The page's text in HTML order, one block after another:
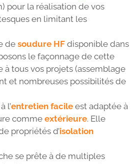
pour la réalisation de vos
en limitant les
de soudure HF disponible dans
le façonnage de cette
à tous vos projets (assemblage
et nombreuses possibilités de
l’entretien facile est adaptée à
comme extérieure. Elle
propriétés d’isolation
se prête à de multiples